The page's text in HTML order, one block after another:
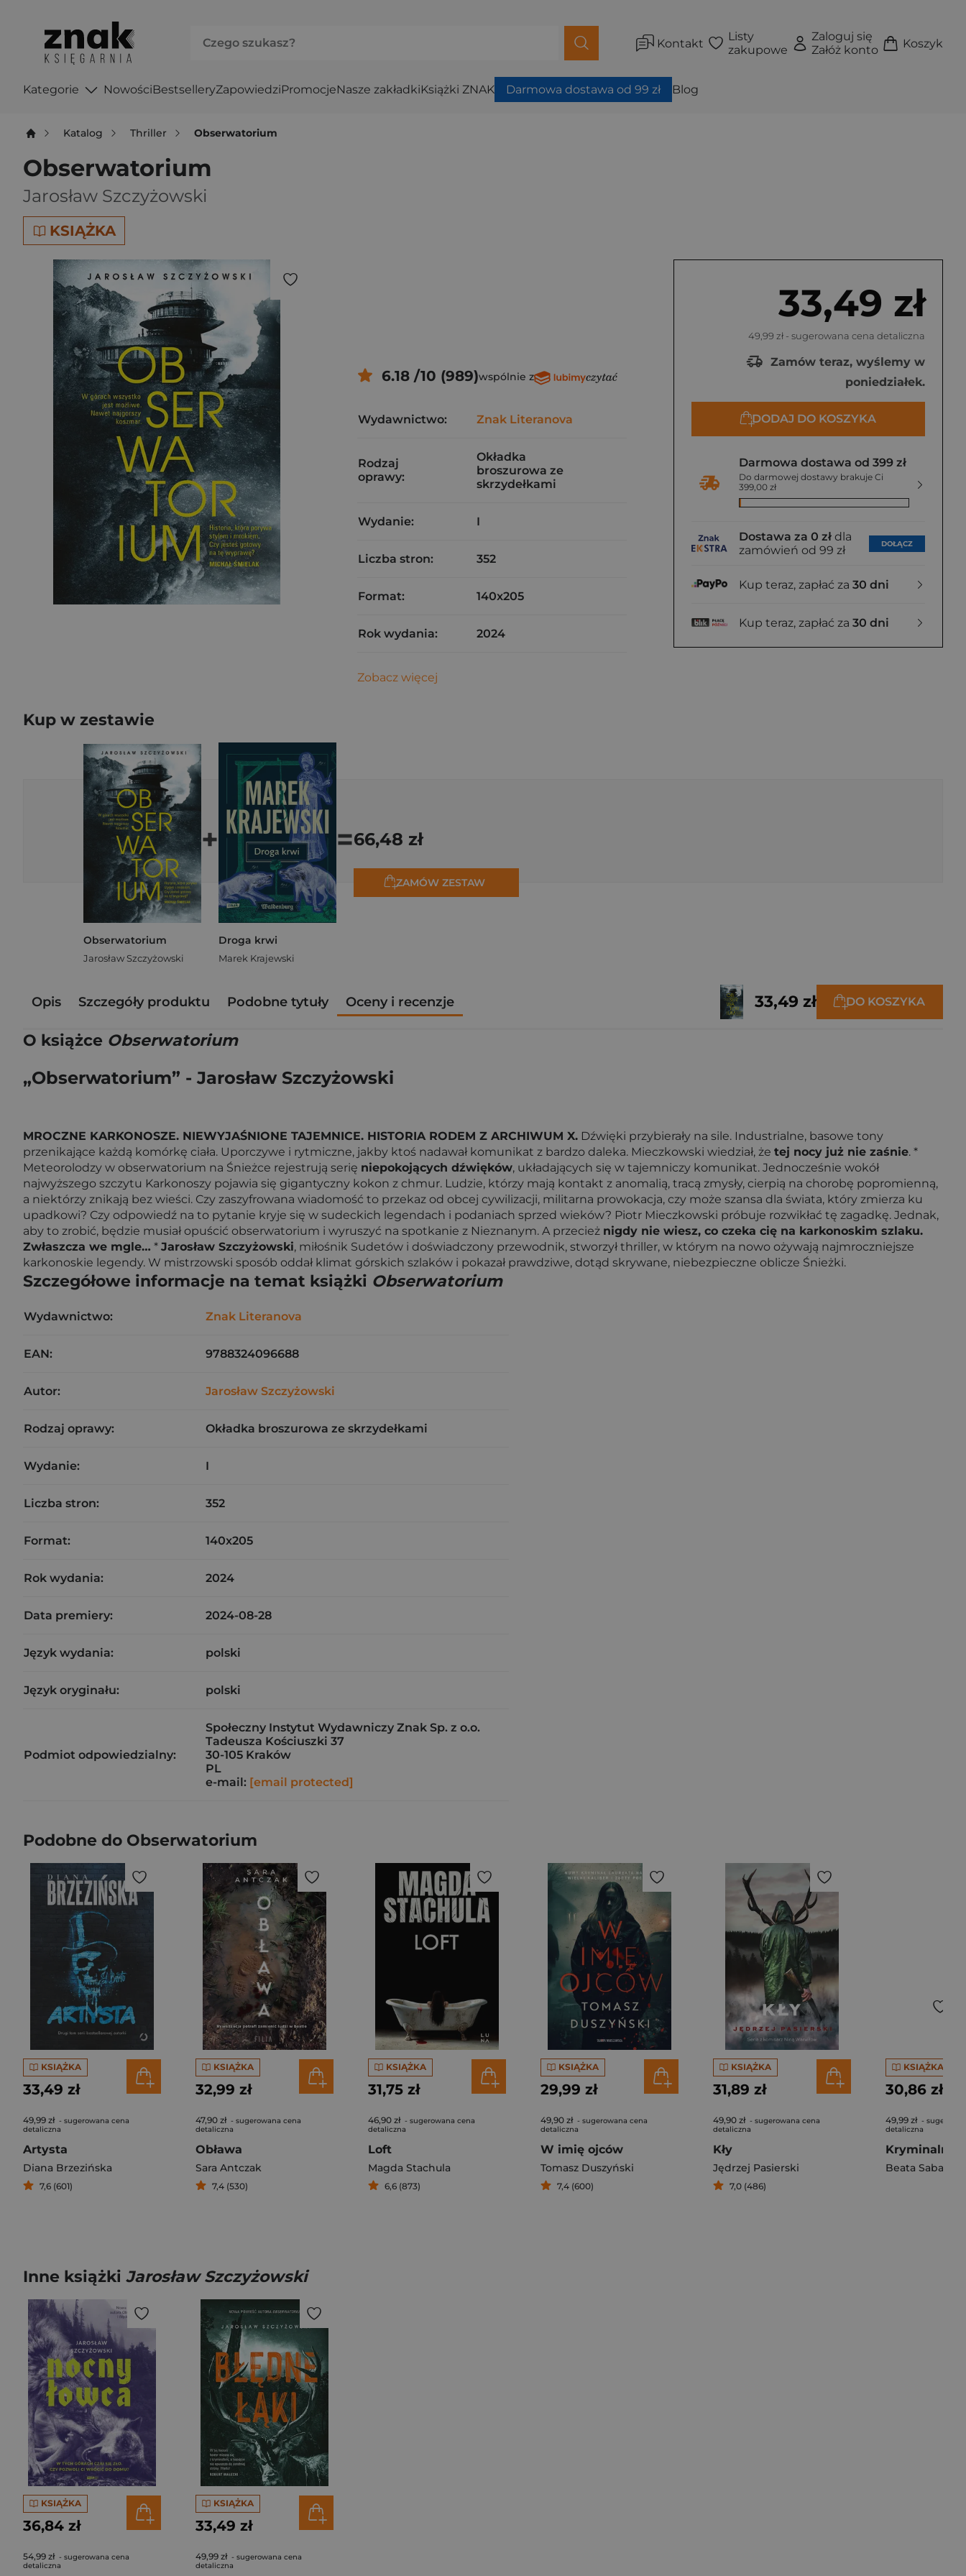
Kontakt
Listy
zakupowe
Zaloguj się
Załóż konto
Koszyk
Kategorie NowościBestselleryZapowiedziPromocjeNasze zakładkiKsiążki ZNAK Darmowa dostawa od 99 zł Blog
Katalog Thriller Obserwatorium
Obserwatorium
Jarosław Szczyżowski
KSIĄŻKA
33,49 zł
49,99 zł - sugerowana cena detaliczna
Zamów teraz, wyślemy w
poniedziałek.
DODAJ DO KOSZYKA
Darmowa dostawa od 399 zł
Do darmowej dostawy brakuje Ci
399,00 zł
Dostawa za 0 zł dla
zamówień od 99 zł
DOŁĄCZ
Kup teraz, zapłać za 30 dni
Kup teraz, zapłać za 30 dni
6.18 /10 (989)wspólnie z
Wydawnictwo: Znak Literanova
Rodzaj
oprawy:
Okładka
broszurowa ze
skrzydełkami
Wydanie: I
Liczba stron: 352
Format: 140x205
Rok wydania: 2024
Zobacz więcej
Kup w zestawie
Obserwatorium
Jarosław Szczyżowski
+
Droga krwi
Marek Krajewski
=66,48 zł
ZAMÓW ZESTAW
Opis Szczegóły produktu Podobne tytuły Oceny i recenzje 33,49 zł DO KOSZYKA
O książce Obserwatorium
„Obserwatorium” - Jarosław Szczyżowski
MROCZNE KARKONOSZE. NIEWYJAŚNIONE TAJEMNICE. HISTORIA RODEM Z ARCHIWUM X. Dźwięki przybierały na sile. Industrialne, basowe tony
przenikające każdą komórkę ciała. Uporczywe i rytmiczne, jakby ktoś nadawał komunikat z bardzo daleka. Mieczkowski wiedział, że tej nocy już nie zaśnie. *
Meteorolodzy w obserwatorium na Śnieżce rejestrują serię niepokojących dźwięków, układających się w tajemniczy komunikat. Jednocześnie wokół
najwyższego szczytu Karkonoszy pojawia się gigantyczny kokon z chmur. Ludzie, którzy mają kontakt z anomalią, tracą zmysły, cierpią na chorobę popromienną,
a niektórzy znikają bez wieści. Czy zaszyfrowana wiadomość to przekaz od obcej cywilizacji, militarna prowokacja, czy może szansa dla świata, który zmierza ku
upadkowi? Czy odpowiedź na to pytanie kryje się w sudeckich legendach i podaniach sprzed wieków? Piotr Mieczkowski próbuje rozwikłać tę zagadkę. Jednak,
aby to zrobić, będzie musiał opuścić obserwatorium i wyruszyć na spotkanie z Nieznanym. A przecież nigdy nie wiesz, co czeka cię na karkonoskim szlaku.
Zwłaszcza we mgle… * Jarosław Szczyżowski, miłośnik Sudetów i doświadczony przewodnik, stworzył thriller, w którym na nowo ożywają najmroczniejsze
karkonoskie legendy. W mistrzowski sposób oddał klimat górskich szlaków i pokazał prawdziwe, dotąd skrywane, niebezpieczne oblicze Śnieżki.
Szczegółowe informacje na temat książki Obserwatorium
Wydawnictwo: Znak Literanova
EAN: 9788324096688
Autor: Jarosław Szczyżowski
Rodzaj oprawy: Okładka broszurowa ze skrzydełkami
Wydanie: I
Liczba stron: 352
Format: 140x205
Rok wydania: 2024
Data premiery: 2024-08-28
Język wydania: polski
Język oryginału: polski
Podmiot odpowiedzialny:
Społeczny Instytut Wydawniczy Znak Sp. z o.o.
Tadeusza Kościuszki 37
30-105 Kraków
PL
e-mail: [email protected]
Podobne do Obserwatorium
KSIĄŻKA
33,49 zł
49,99 zł - sugerowana cena
detaliczna
Artysta
Diana Brzezińska
7,6 (601)
KSIĄŻKA
32,99 zł
47,90 zł - sugerowana cena
detaliczna
Obława
Sara Antczak
7,4 (530)
KSIĄŻKA
31,75 zł
46,90 zł - sugerowana cena
detaliczna
Loft
Magda Stachula
6,6 (873)
KSIĄŻKA
29,99 zł
49,90 zł - sugerowana cena
detaliczna
W imię ojców
Tomasz Duszyński
7,4 (600)
KSIĄŻKA
31,89 zł
49,90 zł - sugerowana cena
detaliczna
Kły
Jędrzej Pasierski
7,0 (486)
KSIĄŻKA
30,86 zł
49,99 zł -
detaliczna
Beata Sabała-
Inne książki Jarosław Szczyżowski
KSIĄŻKA
36,84 zł
54,99 zł - sugerowana cena
detaliczna
KSIĄŻKA
33,49 zł
49,99 zł - sugerowana cena
detaliczna